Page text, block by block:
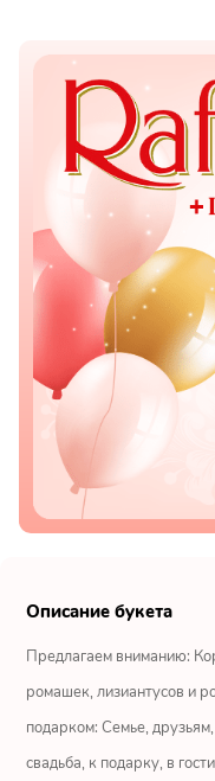
Цветы сестре
Показать еще
Цветы
Подсолнухи
Лизиантусы
Хризантемы
Лилии
Орхидеи
Ромашки
Альстромерии
Описание букета
Предлагаем вниманию:
ромашек, лизиантусов и
подарком: Семье,
свадьба, к подарку, в